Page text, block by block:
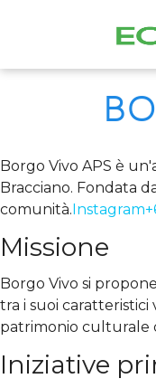
Borgo Vivo APS è
Bracciano. Fondata
comunità.
Missione
Borgo Vivo si
tra i suoi caratteristici
patrimonio culturale
Iniziative